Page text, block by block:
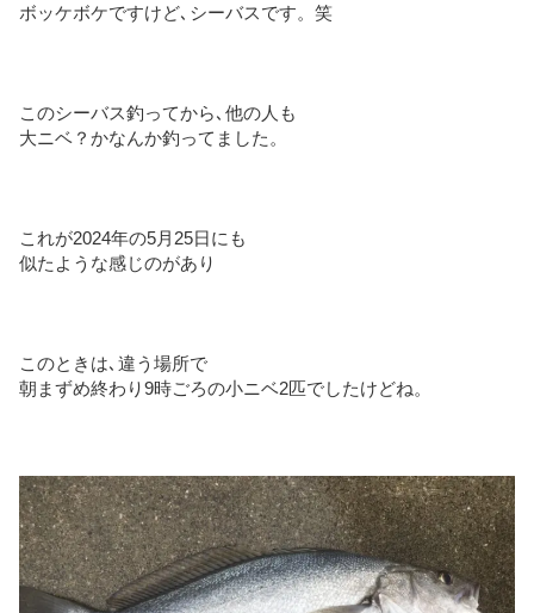
ボッケボケですけど､シーバスです。笑
このシーバス釣ってから､他の人も
大ニベ？かなんか釣ってました。
これが2024年の5月25日にも
似たような感じのがあり
このときは､違う場所で
朝まずめ終わり9時ごろの小ニベ2匹でしたけどね。